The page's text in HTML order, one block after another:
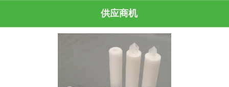
供应商机